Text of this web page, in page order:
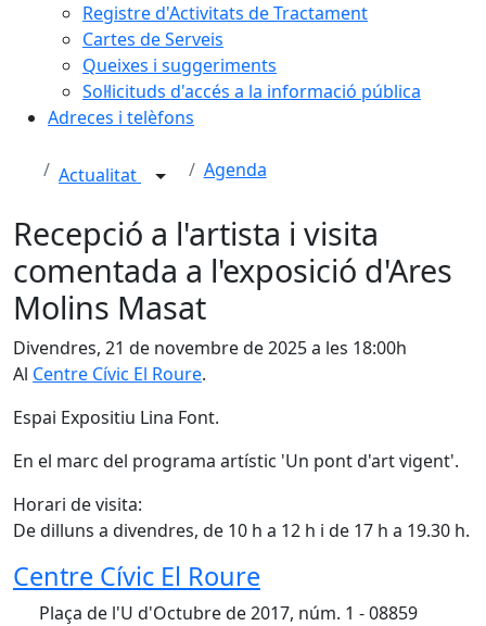
Registre d'Activitats de Tractament
Cartes de Serveis
Queixes i suggeriments
Sol·licituds d'accés a la informació pública
Adreces i telèfons
Actualitat Agenda
Recepció a l'artista i visita
comentada a l'exposició d'Ares
Molins Masat
Divendres, 21 de novembre de 2025 a les 18:00h
Al Centre Cívic El Roure.
Espai Expositiu Lina Font.
En el marc del programa artístic 'Un pont d'art vigent'.
Horari de visita:
De dilluns a divendres, de 10 h a 12 h i de 17 h a 19.30 h.
Centre Cívic El Roure
Plaça de l'U d'Octubre de 2017, núm. 1 - 08859